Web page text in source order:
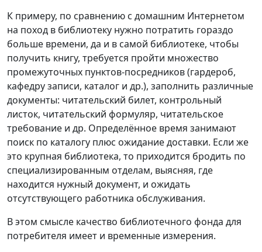
К примеру, по сравнению с домашним Интернетом
на поход в библиотеку нужно потратить гораздо
больше времени, да и в самой библиотеке, чтобы
получить книгу, требуется пройти множество
промежуточных пунктов-посредников (гардероб,
кафедру записи, каталог и др.), заполнить различные
документы: читательский билет, контрольный
листок, читательский формуляр, читательское
требование и др. Определённое время занимают
поиск по каталогу плюс ожидание доставки. Если же
это крупная библиотека, то приходится бродить по
специализированным отделам, выясняя, где
находится нужный документ, и ожидать
отсутствующего работника обслуживания.
В этом смысле качество библиотечного фонда для
потребителя имеет и временные измерения.